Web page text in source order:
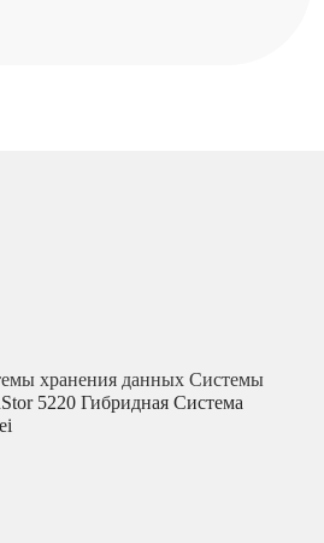
хранения данных Системы
5220 Гибридная Система